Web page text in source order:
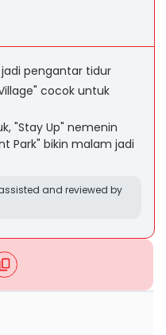
jadi pengantar tidur
cocok untuk
"Stay Up" nemenin
Park" bikin malam jadi
and reviewed by